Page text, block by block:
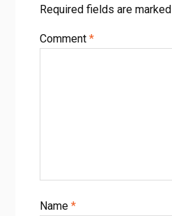
Required fields are marked
Comment *
Name *